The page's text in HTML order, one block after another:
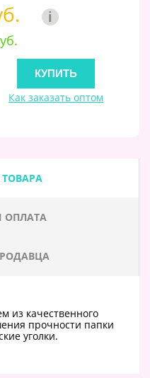
i
Как заказать оптом
ОПЛАТА
из качественного
прочности папки
уголки.